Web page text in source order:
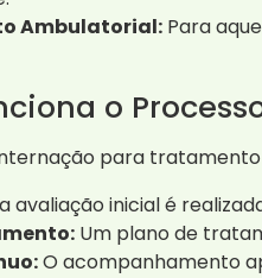
Ambulatorial: Para
o
para
avaliação inicial é
Um plano de
O acompanhamento